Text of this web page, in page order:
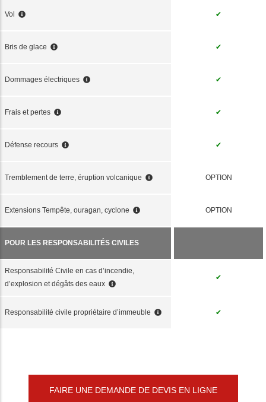
Vol ✔
Bris de glace ✔
Dommages électriques ✔
Frais et pertes ✔
Défense recours ✔
Tremblement de terre, éruption volcanique OPTION
Extensions Tempête, ouragan, cyclone OPTION
POUR LES RESPONSABILITÉS CIVILES
Responsabilité Civile en cas d’incendie,
d’explosion et dégâts des eaux
✔
Responsabilité civile propriétaire d’immeuble ✔
FAIRE UNE DEMANDE DE DEVIS EN LIGNE